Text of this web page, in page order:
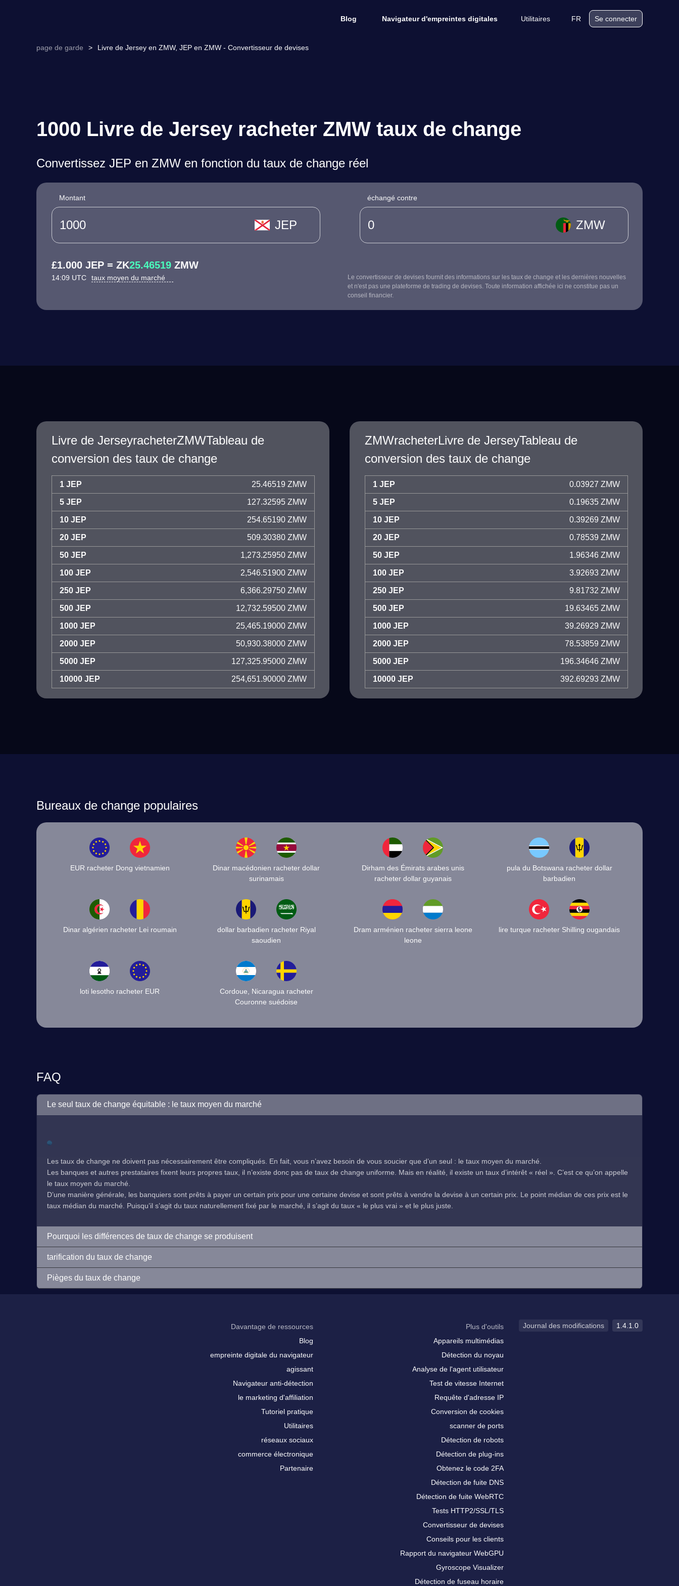
Blog Navigateur d'empreintes digitales Utilitaires FR Se connecter
page de garde > Livre de Jersey en ZMW, JEP en ZMW - Convertisseur de devises
1000 Livre de Jersey racheter ZMW taux de change
Convertissez JEP en ZMW en fonction du taux de change réel
Montant
JEP
échangé contre
ZMW
£1.000 JEP = ZK25.46519 ZMW
14:09 UTC taux moyen du marché
Le convertisseur de devises fournit des informations sur les taux de change et les dernières nouvelles
et n'est pas une plateforme de trading de devises. Toute information affichée ici ne constitue pas un
conseil financier.
Livre de JerseyracheterZMWTableau de
conversion des taux de change
1 JEP 25.46519 ZMW
5 JEP 127.32595 ZMW
10 JEP 254.65190 ZMW
20 JEP 509.30380 ZMW
50 JEP 1,273.25950 ZMW
100 JEP 2,546.51900 ZMW
250 JEP 6,366.29750 ZMW
500 JEP 12,732.59500 ZMW
1000 JEP 25,465.19000 ZMW
2000 JEP 50,930.38000 ZMW
5000 JEP 127,325.95000 ZMW
10000 JEP 254,651.90000 ZMW
ZMWracheterLivre de JerseyTableau de
conversion des taux de change
1 JEP 0.03927 ZMW
5 JEP 0.19635 ZMW
10 JEP 0.39269 ZMW
20 JEP 0.78539 ZMW
50 JEP 1.96346 ZMW
100 JEP 3.92693 ZMW
250 JEP 9.81732 ZMW
500 JEP 19.63465 ZMW
1000 JEP 39.26929 ZMW
2000 JEP 78.53859 ZMW
5000 JEP 196.34646 ZMW
10000 JEP 392.69293 ZMW
Bureaux de change populaires
EUR racheter Dong vietnamien
Dinar macédonien racheter dollar
surinamais
Dirham des Émirats arabes unis
racheter dollar guyanais
pula du Botswana racheter dollar
barbadien
Dinar algérien racheter Lei roumain
dollar barbadien racheter Riyal
saoudien
Dram arménien racheter sierra leone
leone
lire turque racheter Shilling ougandais
loti lesotho racheter EUR
Cordoue, Nicaragua racheter
Couronne suédoise
FAQ
Le seul taux de change équitable : le taux moyen du marché
Les taux de change ne doivent pas nécessairement être compliqués. En fait, vous n’avez besoin de vous soucier que d’un seul : le taux moyen du marché.
Les banques et autres prestataires fixent leurs propres taux, il n’existe donc pas de taux de change uniforme. Mais en réalité, il existe un taux d’intérêt « réel ». C’est ce qu’on appelle
le taux moyen du marché.
D’une manière générale, les banquiers sont prêts à payer un certain prix pour une certaine devise et sont prêts à vendre la devise à un certain prix. Le point médian de ces prix est le
taux médian du marché. Puisqu’il s’agit du taux naturellement fixé par le marché, il s’agit du taux « le plus vrai » et le plus juste.
Pourquoi les différences de taux de change se produisent
tarification du taux de change
Pièges du taux de change
Davantage de ressources
Blog
empreinte digitale du navigateur
agissant
Navigateur anti-détection
le marketing d'affiliation
Tutoriel pratique
Utilitaires
réseaux sociaux
commerce électronique
Partenaire
Plus d'outils
Appareils multimédias
Détection du noyau
Analyse de l'agent utilisateur
Test de vitesse Internet
Requête d'adresse IP
Conversion de cookies
scanner de ports
Détection de robots
Détection de plug-ins
Obtenez le code 2FA
Détection de fuite DNS
Détection de fuite WebRTC
Tests HTTP2/SSL/TLS
Convertisseur de devises
Conseils pour les clients
Rapport du navigateur WebGPU
Gyroscope Visualizer
Détection de fuseau horaire
Journal des modifications 1.4.1.0